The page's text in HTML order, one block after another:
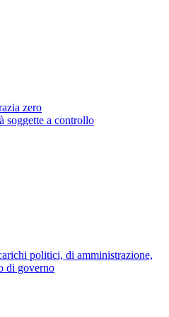
zero
soggette a controllo
politici, di amministrazione,
di governo